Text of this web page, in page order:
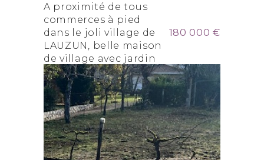
A proximité de tous
commerces à pied
dans le joli village de
LAUZUN, belle maison
de village avec jardin
et garage
180 000 €